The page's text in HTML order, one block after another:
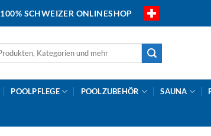
100% SCHWEIZER ONLINESHOP
POOLPFLEGE POOLZUBEHÖR SAUNA